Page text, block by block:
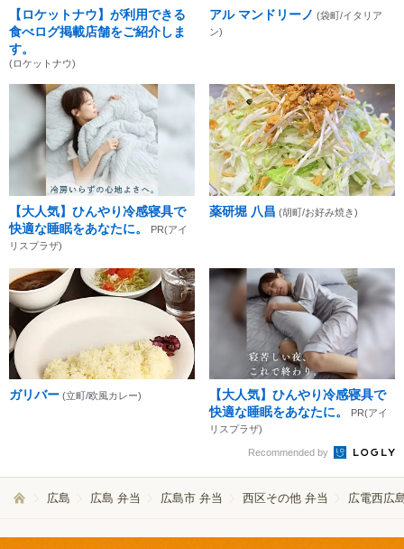
【ロケットナウ】が利用できる
食べログ掲載店舗をご紹介しま
す。
(ロケットナウ)
アル マンドリーノ (袋町/イタリア
ン)
【大人気】ひんやり冷感寝具で
快適な睡眠をあなたに。
PR(アイ
リスプラザ)
薬研堀 八昌 (胡町/お好み焼き)
ガリバー (立町/欧風カレー)
【大人気】ひんやり冷感寝具で
快適な睡眠をあなたに。
PR(アイ
リスプラザ)
Recommended by
広島 広島 弁当 広島市 弁当 西区その他 弁当 広電西広